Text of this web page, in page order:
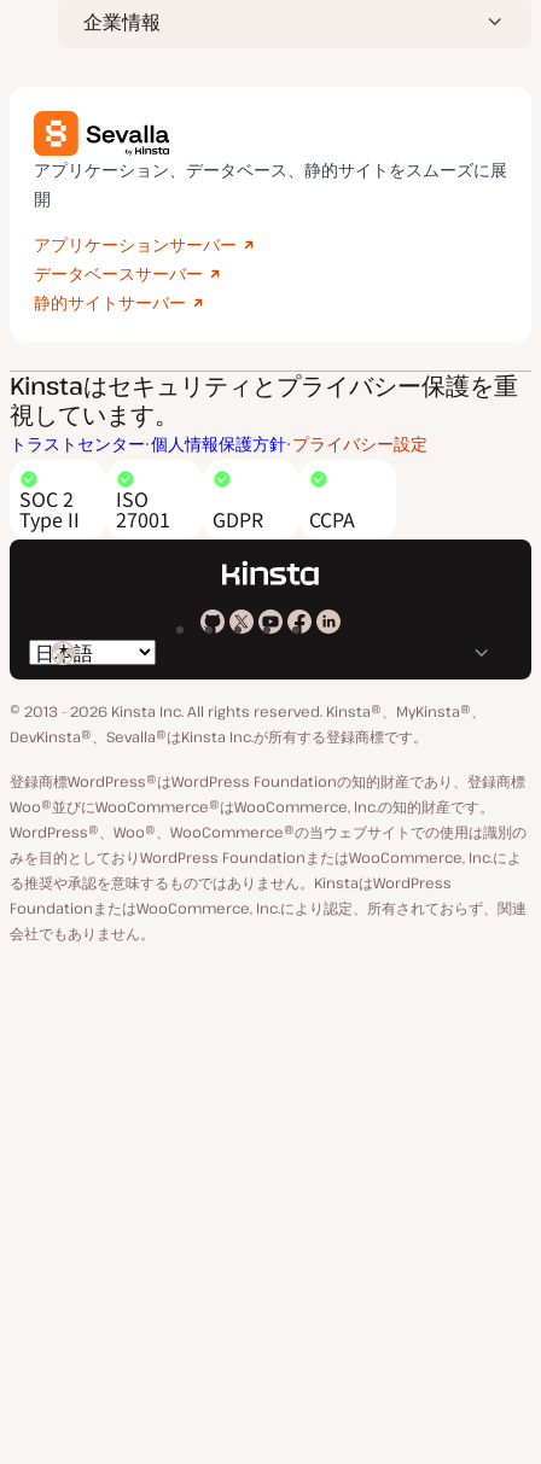
企業情報
アプリケーション、データベース、静的サイトをスムーズに展
開
アプリケーションサーバー
データベースサーバー
静的サイトサーバー
Kinstaはセキュリティとプライバシー保護を重
視しています。
トラストセンター 個人情報保護方針 プライバシー設定
SOC 2
Type II
ISO
27001 GDPR CCPA
Kinsta
GitHub
Kinsta
X
ア
カ
ウ
ン
ト
Kinsta
YouTube
Kinsta
Facebook
Kinsta
LinkedIn
ペ
ー
ジ
言
語
の
り
替
え
© 2013 - 2026 Kinsta Inc. All rights reserved. Kinsta®、MyKinsta®、
DevKinsta®、Sevalla®はKinsta Inc.が所有する登録商標です。
登録商標WordPress®はWordPress Foundationの知的財産であり、登録商標
Woo®並びにWooCommerce®はWooCommerce, Inc.の知的財産です。
WordPress®、Woo®、WooCommerce®の当ウェブサイトでの使用は識別の
みを目的としておりWordPress FoundationまたはWooCommerce, Inc.によ
る推奨や承認を意味するものではありません。KinstaはWordPress
FoundationまたはWooCommerce, Inc.により認定、所有されておらず、関連
会社でもありません。